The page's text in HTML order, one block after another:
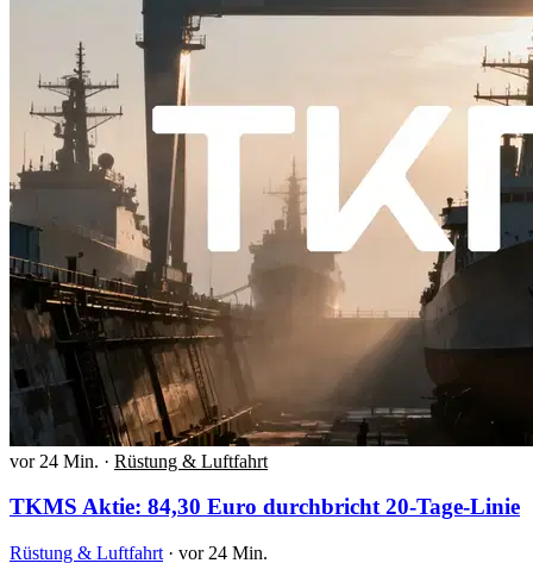
vor 24 Min. · Rüstung & Luftfahrt
TKMS Aktie: 84,30 Euro durchbricht 20-Tage-Linie
Rüstung & Luftfahrt · vor 24 Min.